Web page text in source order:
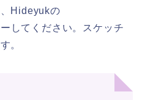
Hideyukの
してください。スケッチ
。